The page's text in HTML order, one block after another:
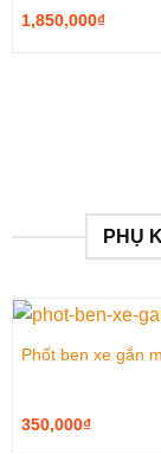
1,850,000₫
PHỤ
Phốt ben xe gắn
350,000₫